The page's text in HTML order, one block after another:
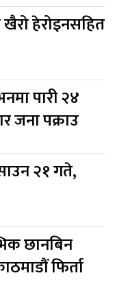
हेरोइनसहित
पारी २४
जना पक्राउ
२१ गते,
छानबिन
फिर्ता